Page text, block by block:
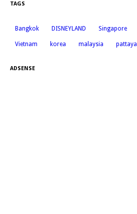
TAGS
Bangkok DISNEYLAND Singapore
Vietnam korea malaysia pattaya
ADSENSE